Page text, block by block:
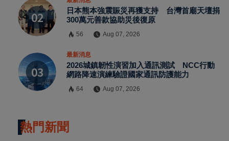
日本熊本強震賑災再獲支持 台灣首廟天壇捐
300萬元善款協助災後復原
56 Aug 07, 2026
最新消息
2026城鎮韌性演習加入通訊測試 NCC行動
網路降速演練驗證國家通訊防護能力
64 Aug 07, 2026
熱門新聞
請加入LINE好友連結
中 華 超 傳 媒
Https://reurl.cc/adqW77